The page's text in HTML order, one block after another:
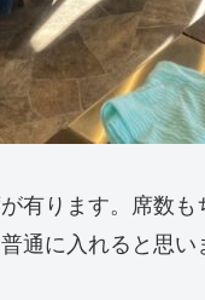
有ります。席数
通に入れると思い